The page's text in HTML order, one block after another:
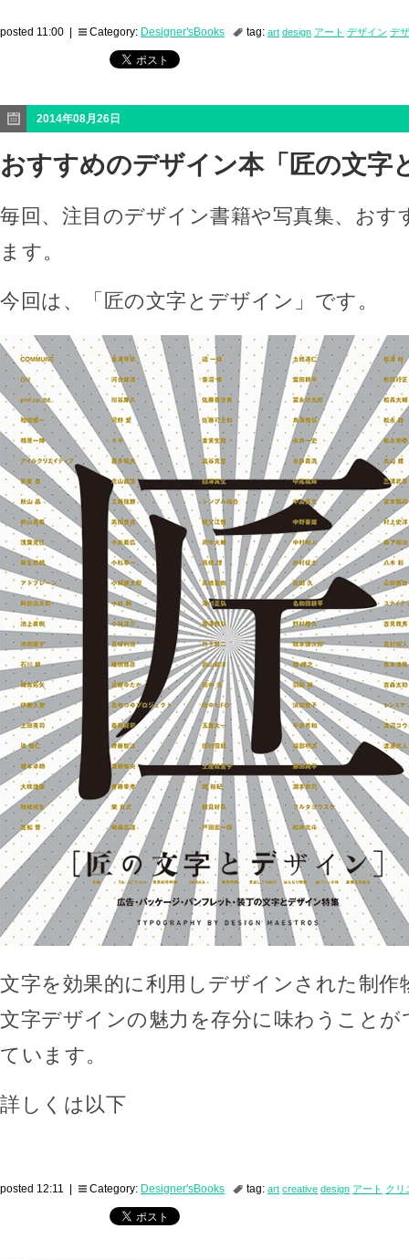
posted 11:00 | Category: Designer'sBooks tag: art design アート デザイン デ
2014年08月26日
おすすめのデザイン本「匠の文字
毎回、注目のデザイン書籍や写真集、おす
ます。
今回は、「匠の文字とデザイン」です。
文字を効果的に利用しデザインされた制作
文字デザインの魅力を存分に味わうこと
ています。
詳しくは以下
posted 12:11 | Category: Designer'sBooks tag: art creative design アート クリ